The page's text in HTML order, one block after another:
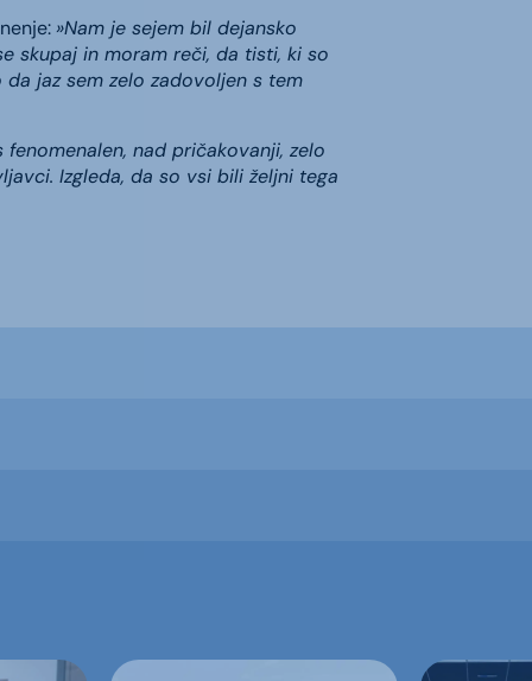
»Nam je sejem bil dejansko
skupaj in moram reči, da tisti, ki so
jaz sem zelo zadovoljen s tem
fenomenalen, nad pričakovanji, zelo
Izgleda, da so vsi bili željni tega